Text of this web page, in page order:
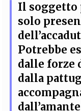
Il soggetto
solo
Potrebbe
dalle forze
dalla